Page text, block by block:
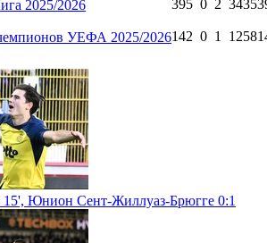
2025/2026 395 0 2 3435
УЕФА 2025/2026142 0 1 1258
15', Юнион Сент-Жиллуаз-Брюгге 0:1